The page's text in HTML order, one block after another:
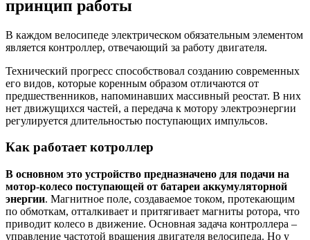
принцип работы
В каждом велосипеде электрическом обязательным элементом
является контроллер, отвечающий за работу двигателя.
Технический прогресс способствовал созданию современных
его видов, которые коренным образом отличаются от
предшественников, напоминавших массивный реостат. В них
нет движущихся частей, а передача к мотору электроэнергии
регулируется длительностью поступающих импульсов.
Как работает котроллер
В основном это устройство предназначено для подачи на
мотор-колесо поступающей от батареи аккумуляторной
энергии. Магнитное поле, создаваемое током, протекающим
по обмоткам, отталкивает и притягивает магниты ротора, что
приводит колесо в движение. Основная задача контроллера –
управление частотой вращения двигателя велосипеда. Но у